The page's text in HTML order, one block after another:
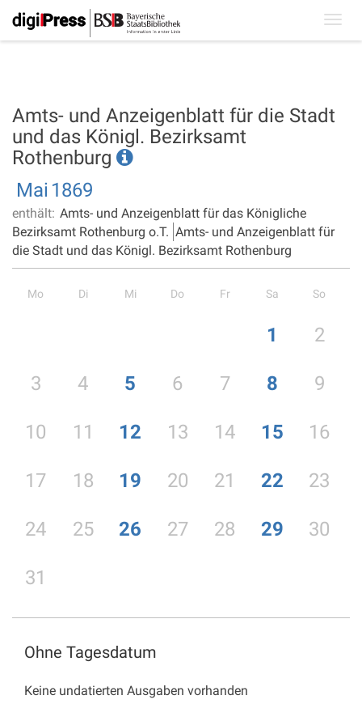
Amts- und Anzeigenblatt für die Stadt
und das Königl. Bezirksamt
Rothenburg
Mai 1869
enthält: Amts- und Anzeigenblatt für das Königliche
Bezirksamt Rothenburg o.T. Amts- und Anzeigenblatt für
die Stadt und das Königl. Bezirksamt Rothenburg
Mo Di Mi Do Fr Sa So
1 2
3 4 5 6 7 8 9
10 11 12 13 14 15 16
17 18 19 20 21 22 23
24 25 26 27 28 29 30
31
Ohne Tagesdatum
Keine undatierten Ausgaben vorhanden